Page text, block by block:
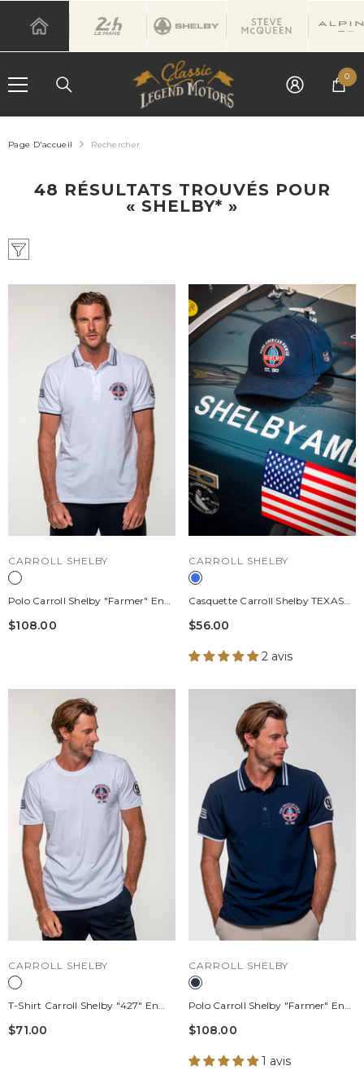
IGNORER ET PASSER AU CONTENU
00
Page D'accueil Rechercher
48 RÉSULTATS TROUVÉS POUR
« SHELBY* »
DISTRIBUTEUR :
CARROLL SHELBY
Polo Carroll Shelby "Farmer" En
Coton Blanc Homme
$108.00
DISTRIBUTEUR :
CARROLL SHELBY
Casquette Carroll Shelby TEXAS
Bleu Marine
$56.00
2 avis
DISTRIBUTEUR :
CARROLL SHELBY
T-Shirt Carroll Shelby "427" En
Coton Blanc Homme
$71.00
DISTRIBUTEUR :
CARROLL SHELBY
Polo Carroll Shelby "Farmer" En
Coton Bleu Marine Homme
$108.00
1 avis